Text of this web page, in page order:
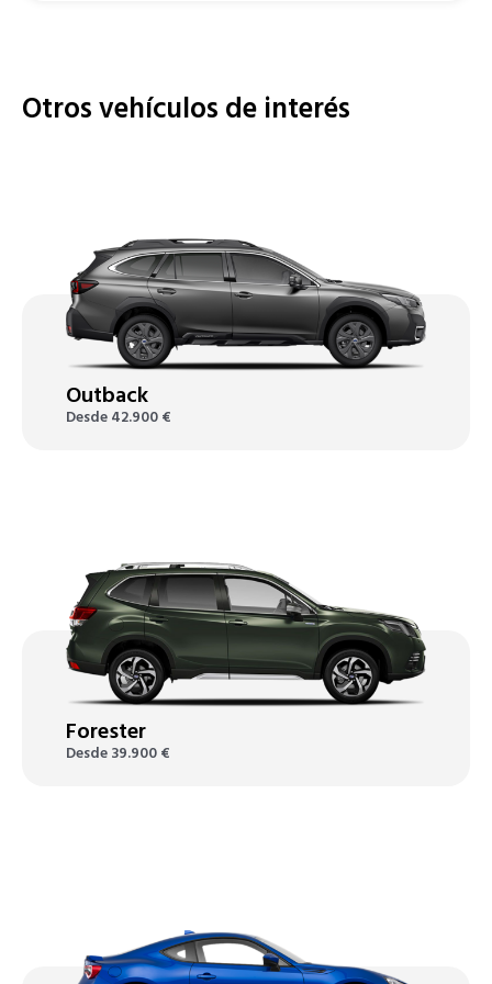
Otros vehículos de interés
Outback
Desde 42.900 €
Forester
Desde 39.900 €